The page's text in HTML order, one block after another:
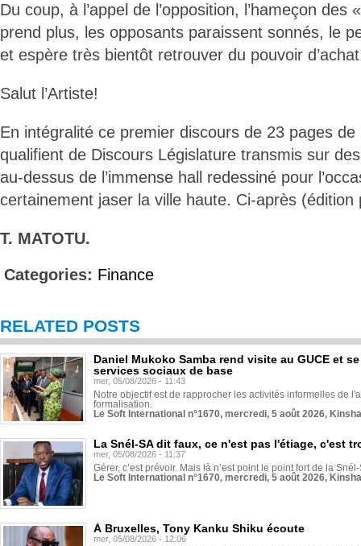
Du coup, à l’appel de l’opposition, l’hameçon des
prend plus, les opposants paraissent sonnés, le
et espère très bientôt retrouver du pouvoir
Salut l’Artiste!
En intégralité ce premier discours de 23 pages de
qualifient de Discours Législature transmis sur
au-dessus de l’immense hall redessiné pour
certainement jaser la ville haute. Ci-après (édition
T. MATOTU.
Categories: Finance
RELATED POSTS
Daniel Mukoko Samba rend visite au GUCE et
services sociaux de base
mer, 05/08/2026 - 11:43
Notre objectif est de rapprocher les activités informelles de
formalisation.
Le Soft International n°1670, mercredi, 5 août 2026,
La Snél-SA dit faux, ce n'est pas l'étiage, c'est
mer, 05/08/2026 - 11:37
Gérer, c’est prévoir. Mais là n’est point le point fort de la
Le Soft International n°1670, mercredi, 5 août 2026,
À Bruxelles, Tony Kanku Shiku écoute
mer, 05/08/2026 - 12:06